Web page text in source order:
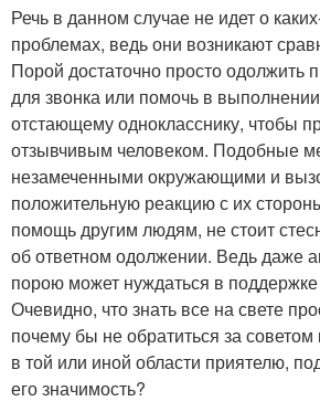
Речь в данном случае не идет о
проблемах, ведь они возникают
Порой достаточно просто одолжить
для звонка или помочь в
отстающему однокласснику, чтобы
отзывчивым человеком. Подобные
незамеченными окружающими и
положительную реакцию с их
помощь другим людям, не стоит
об ответном одолжении. Ведь даже
порою может нуждаться в
Очевидно, что знать все на свете
почему бы не обратиться за
в той или иной области приятелю,
его значимость?